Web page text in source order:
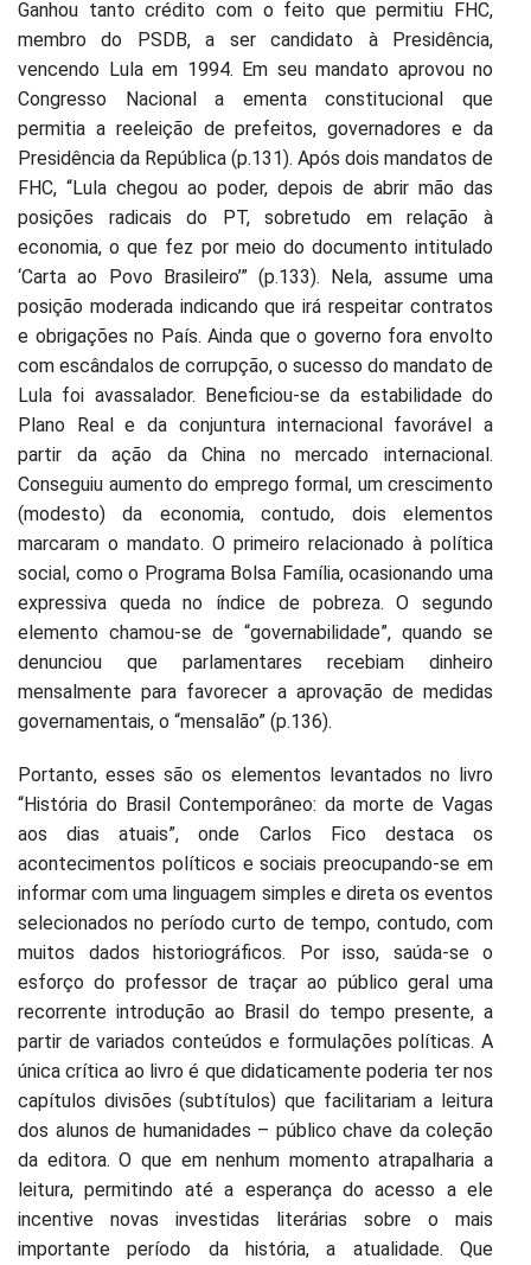
Ganhou tanto crédito com o feito que permitiu FHC,
membro do PSDB, a ser candidato à Presidência,
vencendo Lula em 1994. Em seu mandato aprovou no
Congresso Nacional a ementa constitucional que
permitia a reeleição de prefeitos, governadores e da
Presidência da República (p.131). Após dois mandatos de
FHC, “Lula chegou ao poder, depois de abrir mão das
posições radicais do PT, sobretudo em relação à
economia, o que fez por meio do documento intitulado
‘Carta ao Povo Brasileiro’” (p.133). Nela, assume uma
posição moderada indicando que irá respeitar contratos
e obrigações no País. Ainda que o governo fora envolto
com escândalos de corrupção, o sucesso do mandato de
Lula foi avassalador. Beneficiou-se da estabilidade do
Plano Real e da conjuntura internacional favorável a
partir da ação da China no mercado internacional.
Conseguiu aumento do emprego formal, um crescimento
(modesto) da economia, contudo, dois elementos
marcaram o mandato. O primeiro relacionado à política
social, como o Programa Bolsa Família, ocasionando uma
expressiva queda no índice de pobreza. O segundo
elemento chamou-se de “governabilidade”, quando se
denunciou que parlamentares recebiam dinheiro
mensalmente para favorecer a aprovação de medidas
governamentais, o “mensalão” (p.136).
Portanto, esses são os elementos levantados no livro
“História do Brasil Contemporâneo: da morte de Vagas
aos dias atuais”, onde Carlos Fico destaca os
acontecimentos políticos e sociais preocupando-se em
informar com uma linguagem simples e direta os eventos
selecionados no período curto de tempo, contudo, com
muitos dados historiográficos. Por isso, saúda-se o
esforço do professor de traçar ao público geral uma
recorrente introdução ao Brasil do tempo presente, a
partir de variados conteúdos e formulações políticas. A
única crítica ao livro é que didaticamente poderia ter nos
capítulos divisões (subtítulos) que facilitariam a leitura
dos alunos de humanidades – público chave da coleção
da editora. O que em nenhum momento atrapalharia a
leitura, permitindo até a esperança do acesso a ele
incentive novas investidas literárias sobre o mais
importante período da história, a atualidade. Que